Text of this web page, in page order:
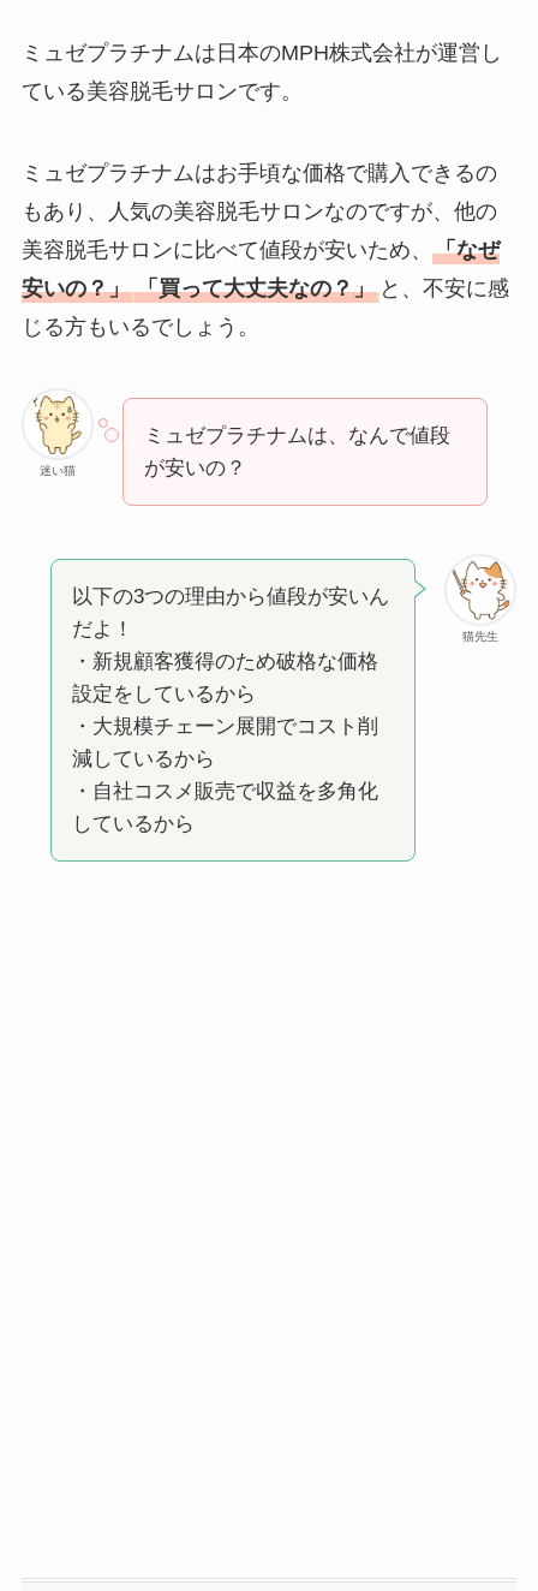
ミュゼプラチナムは日本のMPH株式会社が運営し
ている美容脱毛サロンです。
ミュゼプラチナムはお手頃な価格で購入できるの
もあり、人気の美容脱毛サロンなのですが、他の
美容脱毛サロンに比べて値段が安いため、 「なぜ
安いの？」 「買って大丈夫なの？」 と、不安に感
じる方もいるでしょう。
迷い猫
ミュゼプラチナムは、なんで値段
が安いの？
猫先生
以下の3つの理由から値段が安いん
だよ！
・新規顧客獲得のため破格な価格
設定をしているから
・大規模チェーン展開でコスト削
減しているから
・自社コスメ販売で収益を多角化
しているから